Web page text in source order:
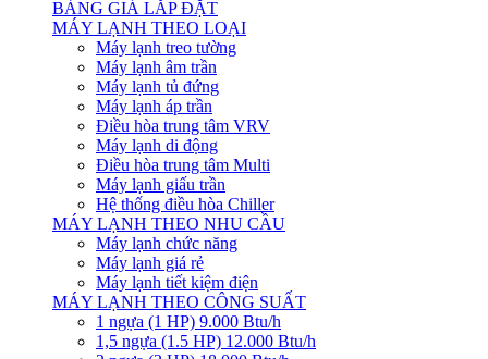
BẢNG GIÁ LẮP ĐẶT
MÁY LẠNH THEO LOẠI
Máy lạnh treo tường
Máy lạnh âm trần
Máy lạnh tủ đứng
Máy lạnh áp trần
Điều hòa trung tâm VRV
Máy lạnh di động
Điều hòa trung tâm Multi
Máy lạnh giấu trần
Hệ thống điều hòa Chiller
MÁY LẠNH THEO NHU CẦU
Máy lạnh chức năng
Máy lạnh giá rẻ
Máy lạnh tiết kiệm điện
MÁY LẠNH THEO CÔNG SUẤT
1 ngựa (1 HP) 9.000 Btu/h
1,5 ngựa (1.5 HP) 12.000 Btu/h